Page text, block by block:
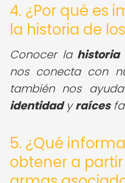
4. ¿Por qué es
la historia de
Conocer la historia
nos conecta con
también nos
identidadyraíces
5. ¿Qué
obtener a